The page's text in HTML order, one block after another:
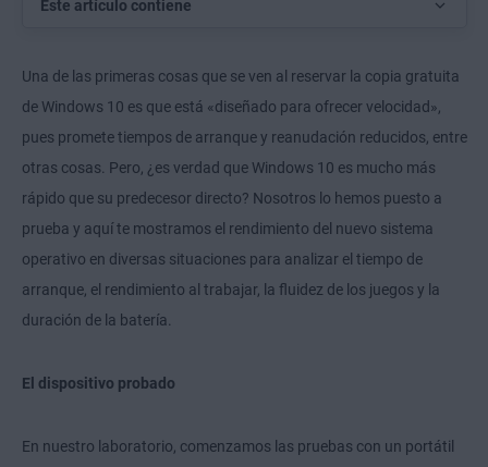
Este artículo contiene
Una de las primeras cosas que se ven al reservar la copia gratuita
de Windows 10 es que está «diseñado para ofrecer velocidad»,
pues promete tiempos de arranque y reanudación reducidos, entre
otras cosas. Pero, ¿es verdad que Windows 10 es mucho más
rápido que su predecesor directo? Nosotros lo hemos puesto a
prueba y aquí te mostramos el rendimiento del nuevo sistema
operativo en diversas situaciones para analizar el tiempo de
arranque, el rendimiento al trabajar, la fluidez de los juegos y la
duración de la batería.
El dispositivo probado
En nuestro laboratorio, comenzamos las pruebas con un portátil